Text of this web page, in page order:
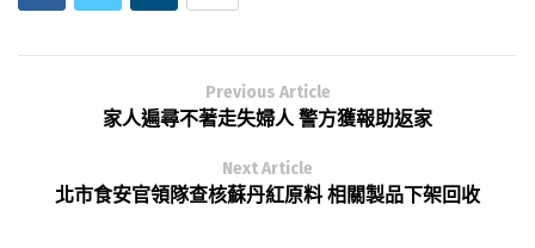
Previous Article
家人遍尋不著走失婦人 警方獲報助返家
Next Article
北市食安官領隊查核蘇丹紅原料 相關製品下架回收